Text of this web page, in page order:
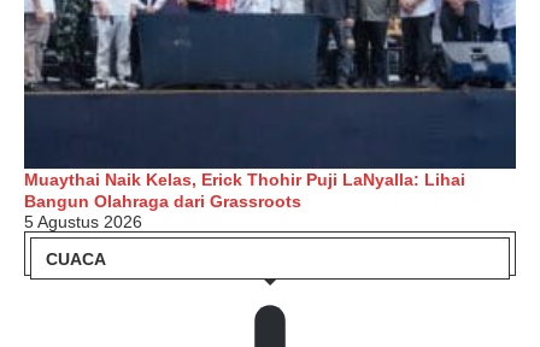
Muaythai Naik Kelas, Erick Thohir Puji LaNyalla: Lihai
Bangun Olahraga dari Grassroots
5 Agustus 2026
CUACA